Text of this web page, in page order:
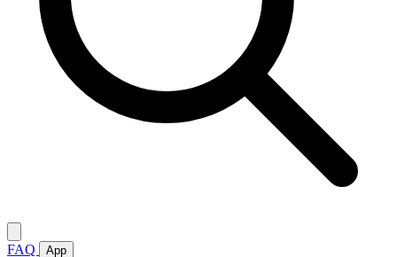
FAQ App